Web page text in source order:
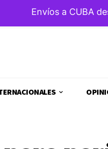
Envíos a CUBA